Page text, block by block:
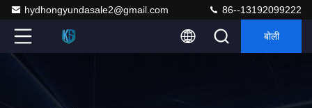
hydhongyundasale2@gmail.com 86--13192099222
बोली